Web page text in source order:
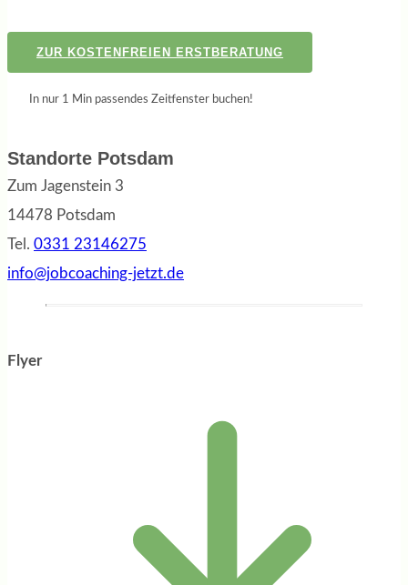
ZUR KOSTENFREIEN ERSTBERATUNG
In nur 1 Min passendes Zeitfenster buchen!
Standorte Potsdam
Zum Jagenstein 3
14478 Potsdam
Tel. 0331 23146275
info@jobcoaching-jetzt.de
Flyer